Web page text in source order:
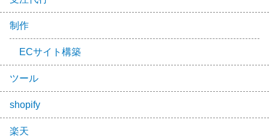
制作
ECサイト構築
ツール
shopify
楽天